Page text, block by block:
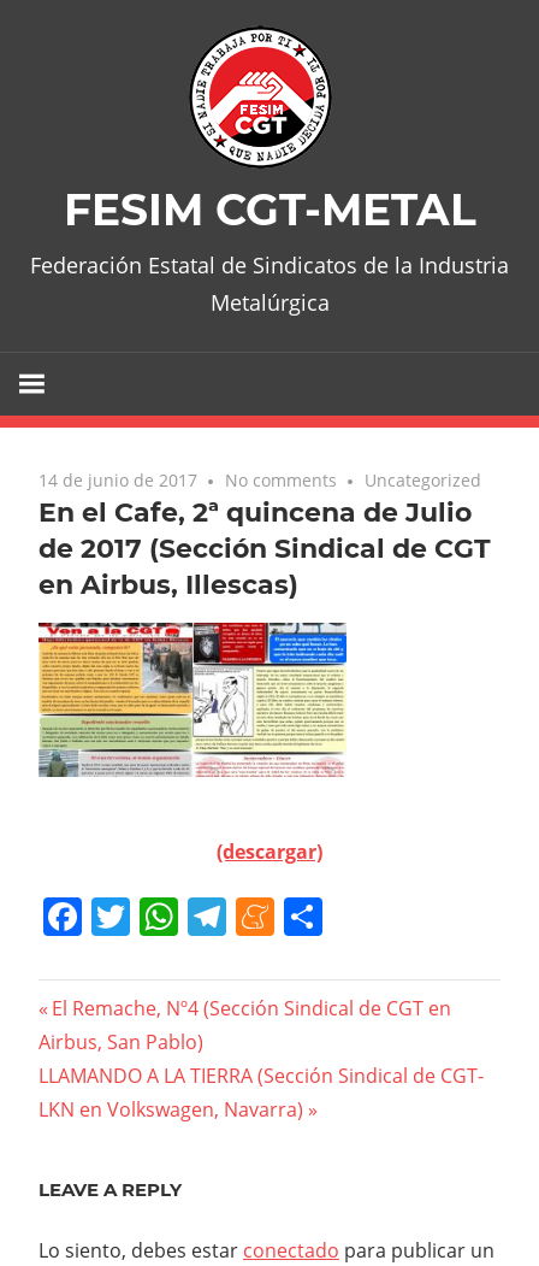
FESIM CGT-METAL
Federación Estatal de Sindicatos de la Industria
Metalúrgica
14 de junio de 2017 No comments Uncategorized
En el Cafe, 2ª quincena de Julio
de 2017 (Sección Sindical de CGT
en Airbus, Illescas)
(descargar)
Facebook
Twitter
WhatsApp
Telegram
Meneame
Navegación
de
entradas
Previous
Post:
El Remache, Nº4 (Sección Sindical de CGT en
Airbus, San Pablo)
Next
Post:
LLAMANDO A LA TIERRA (Sección Sindical de CGT-
LKN en Volkswagen, Navarra)
LEAVE A REPLY
Lo siento, debes estar conectado para publicar un